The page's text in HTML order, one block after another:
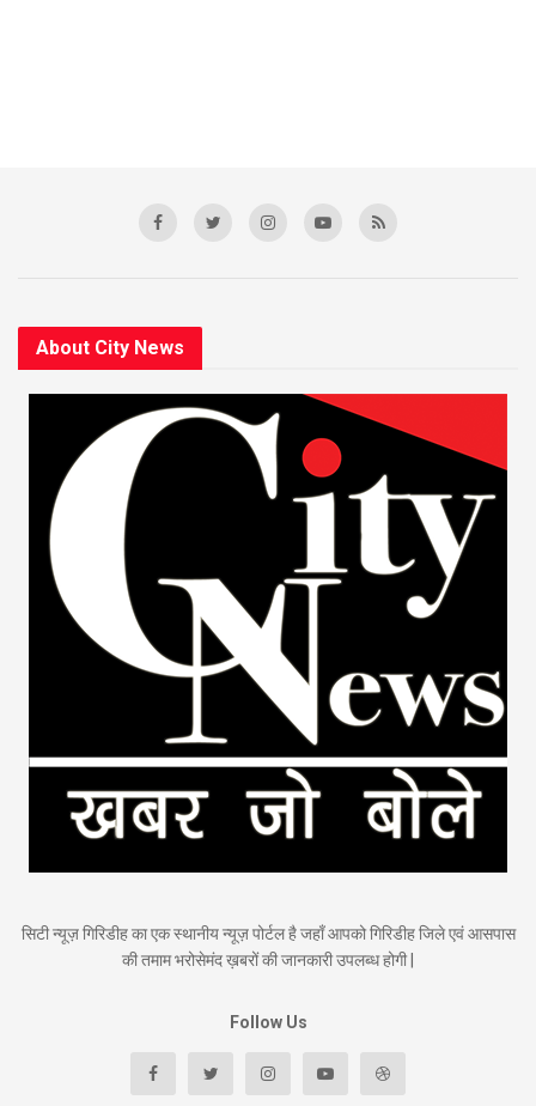
About City News
सिटी न्यूज़ गिरिडीह का एक स्थानीय न्यूज़ पोर्टल है जहाँ आपको गिरिडीह जिले एवं आसपास
की तमाम भरोसेमंद ख़बरों की जानकारी उपलब्ध होगी |
Follow Us